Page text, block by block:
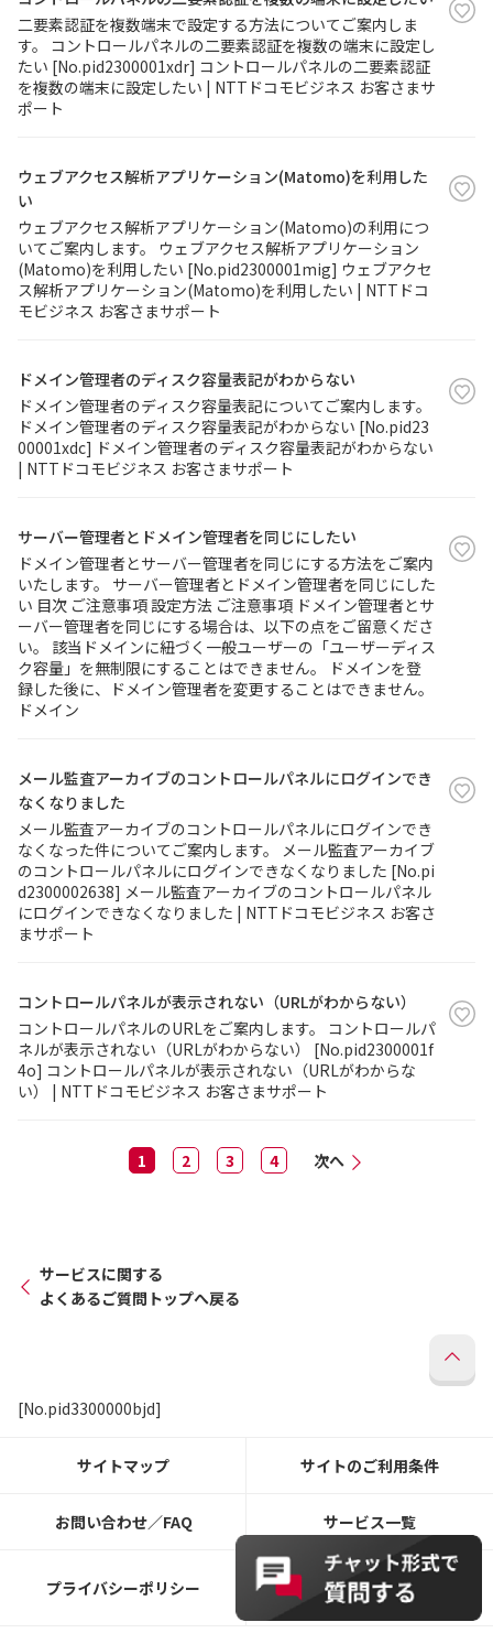
二要素認証を複数端末で設定する方法についてご案内しま
す。 コントロールパネルの二要素認証を複数の端末に設定し
たい [No.pid2300001xdr] コントロールパネルの二要素認証
を複数の端末に設定したい | NTTドコモビジネス お客さまサ
ポート
ウェブアクセス解析アプリケーション(Matomo)を利用した
い
ウェブアクセス解析アプリケーション(Matomo)の利用につ
いてご案内します。 ウェブアクセス解析アプリケーション
(Matomo)を利用したい [No.pid2300001mig] ウェブアクセ
ス解析アプリケーション(Matomo)を利用したい | NTTドコ
モビジネス お客さまサポート
ドメイン管理者のディスク容量表記がわからない
ドメイン管理者のディスク容量表記についてご案内します。
ドメイン管理者のディスク容量表記がわからない [No.pid23
00001xdc] ドメイン管理者のディスク容量表記がわからない
| NTTドコモビジネス お客さまサポート
サーバー管理者とドメイン管理者を同じにしたい
ドメイン管理者とサーバー管理者を同じにする方法をご案内
いたします。 サーバー管理者とドメイン管理者を同じにした
い 目次 ご注意事項 設定方法 ご注意事項 ドメイン管理者とサ
ーバー管理者を同じにする場合は、以下の点をご留意くださ
い。 該当ドメインに紐づく一般ユーザーの「ユーザーディス
ク容量」を無制限にすることはできません。 ドメインを登
録した後に、ドメイン管理者を変更することはできません。
ドメイン
メール監査アーカイブのコントロールパネルにログインでき
なくなりました
メール監査アーカイブのコントロールパネルにログインでき
なくなった件についてご案内します。 メール監査アーカイブ
のコントロールパネルにログインできなくなりました [No.pi
d2300002638] メール監査アーカイブのコントロールパネル
にログインできなくなりました | NTTドコモビジネス お客さ
まサポート
コントロールパネルが表示されない（URLがわからない）
コントロールパネルのURLをご案内します。 コントロールパ
ネルが表示されない（URLがわからない） [No.pid2300001f
4o] コントロールパネルが表示されない（URLがわからな
い） | NTTドコモビジネス お客さまサポート
1 2 3 4 次へ
サービスに関する
よくあるご質問トップへ戻る
[No.pid3300000bjd]
サイトマップ サイトのご利用条件
お問い合わせ／FAQ サービス一覧
プライバシーポリシー
ウェブアクセシビリティ
ポリシー